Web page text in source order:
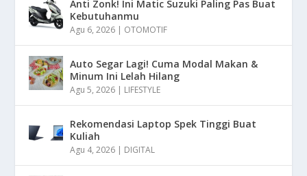
Anti Zonk! Ini Matic Suzuki Paling Pas Buat
Kebutuhanmu
Agu 6, 2026 | OTOMOTIF
Auto Segar Lagi! Cuma Modal Makan &
Minum Ini Lelah Hilang
Agu 5, 2026 | LIFESTYLE
Rekomendasi Laptop Spek Tinggi Buat
Kuliah
Agu 4, 2026 | DIGITAL